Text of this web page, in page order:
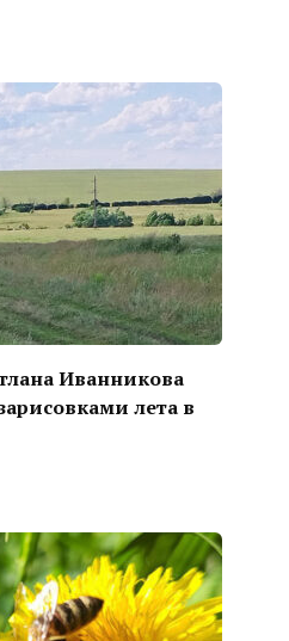
Иванникова
лета в